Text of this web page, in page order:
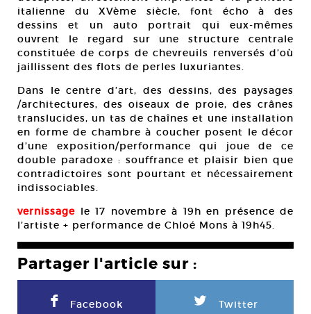
italienne du XVème siècle, font écho à des
dessins et un auto portrait qui eux-mêmes
ouvrent le regard sur une structure centrale
constituée de corps de chevreuils renversés d’où
jaillissent des flots de perles luxuriantes.
Dans le centre d’art, des dessins, des paysages
/architectures, des oiseaux de proie, des crânes
translucides, un tas de chaînes et une installation
en forme de chambre à coucher posent le décor
d’une exposition/performance qui joue de ce
double paradoxe : souffrance et plaisir bien que
contradictoires sont pourtant et nécessairement
indissociables.
vernissage le 17 novembre à 19h en présence de
l’artiste + performance de Chloé Mons à 19h45.
Partager l'article sur :
F Facebook L Twitter